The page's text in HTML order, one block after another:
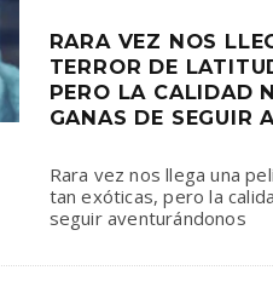
RARA VEZ NOS
TERROR DE
PERO LA CALIDAD
GANAS DE SEGUIR
Rara vez nos llega una
tan exóticas, pero la
seguir aventurándonos